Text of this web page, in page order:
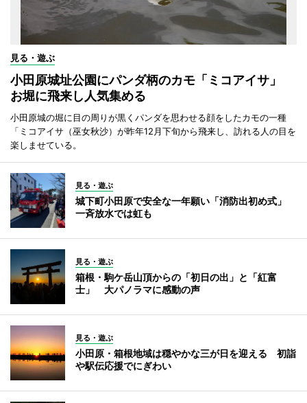
見る・遊ぶ
小田原城址公園にパンダ柄のカモ「ミコアイサ」
お堀に飛来し人気集める
小田原城の堀に目の周りが黒くパンダを思わせる顔をしたカモの一種
「ミコアイサ（巫女秋沙）が昨年12月下旬から飛来し、訪れる人の目を
楽しませている。
見る・遊ぶ
城下町小田原で安全な一年願い「消防出初め式」
一斉放水では虹も
見る・遊ぶ
箱根・駒ケ岳山頂からの「初日の出」と「紅富
士」 大パノラマに感動の声
見る・遊ぶ
小田原・箱根地域は穏やかな三が日を迎える 初詣
や駅伝応援でにぎわい